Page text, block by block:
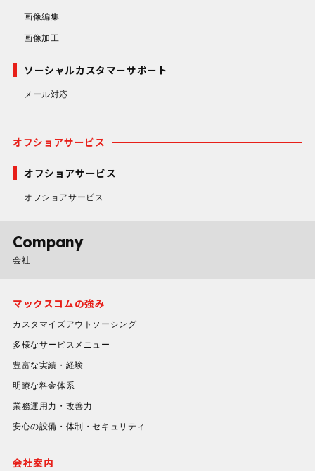
画像編集
画像加工
ソーシャルカスタマーサポート
メール対応
オフショアサービス
オフショアサービス
オフショアサービス
Company
会社
マックスコムの強み
カスタマイズアウトソーシング
多様なサービスメニュー
豊富な実績・経験
明瞭な料金体系
業務運用力・改善力
安心の設備・体制・セキュリティ
会社案内